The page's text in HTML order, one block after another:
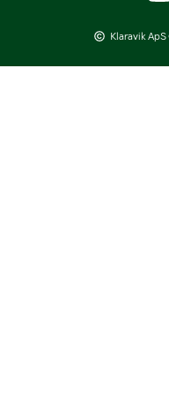
Klaravik